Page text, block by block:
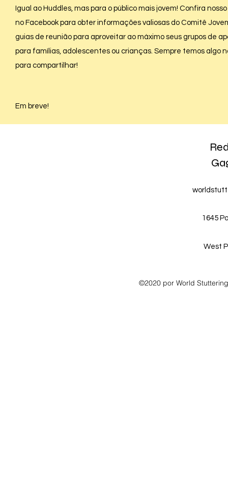
Igual ao Huddles, mas para o público mais jovem! Confira
no Facebook para obter informações valiosas do Comitê
guias de reunião para aproveitar ao máximo seus grupos de
para famílias, adolescentes ou crianças. Sempre temos algo
para compartilhar!
Em breve!
1645
West
©2020 por World